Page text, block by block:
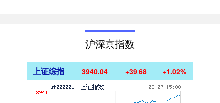
沪深京指数
上证综指 3940.04 +39.68 +1.02%